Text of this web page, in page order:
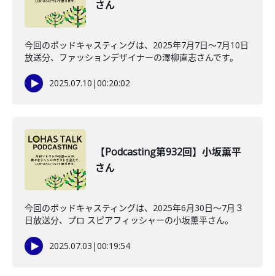
さん
今回のポッドキャスティングは、2025年7月7日～7月10日
放送分、ファッションデザイナーの澤柳直志さんです。
2025.07.10 |00:20:02
【Podcasting第932回】小坂薫平
さん
今回のポッドキャスティングは、2025年6月30日～7月３
日放送分、プロ スピアフィッシャーの小坂薫平さん。
2025.07.03 |00:19:54